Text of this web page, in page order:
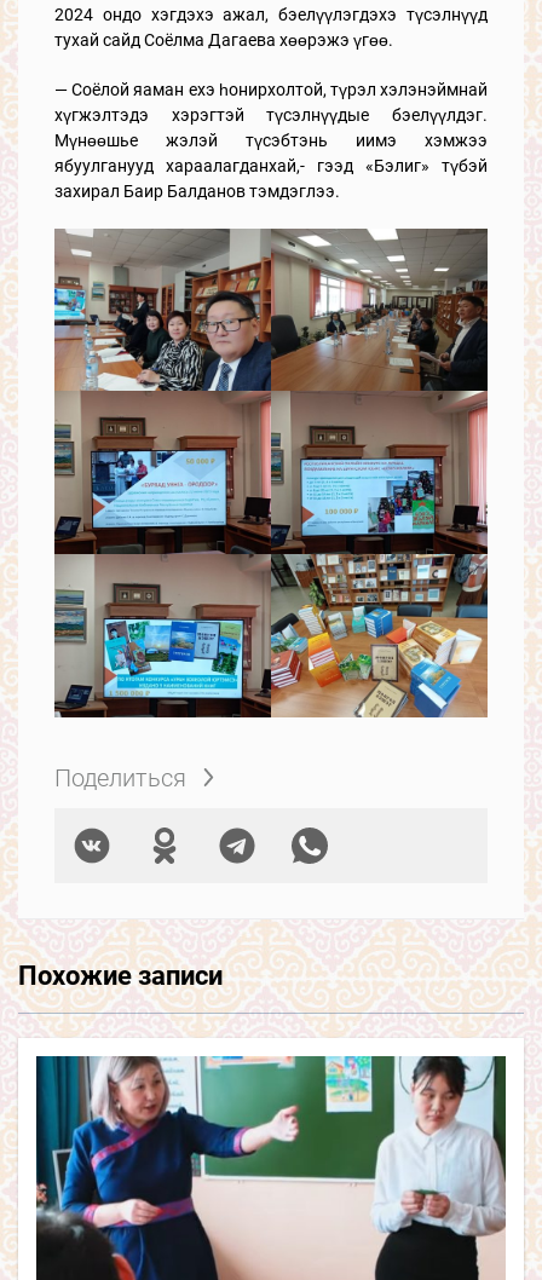
2024 ондо хэгдэхэ ажал, бэелүүлэгдэхэ түсэлнүүд
тухай сайд Соёлма Дагаева хөөрэжэ үгөө.
— Соёлой яаман ехэ һонирхолтой, түрэл хэлэнэймнай
хүгжэлтэдэ хэрэгтэй түсэлнүүдые бэелүүлдэг.
Мүнөөшье жэлэй түсэбтэнь иимэ хэмжээ
ябуулганууд хараалагданхай,- гээд «Бэлиг» түбэй
захирал Баир Балданов тэмдэглээ.
Поделиться
Похожие записи